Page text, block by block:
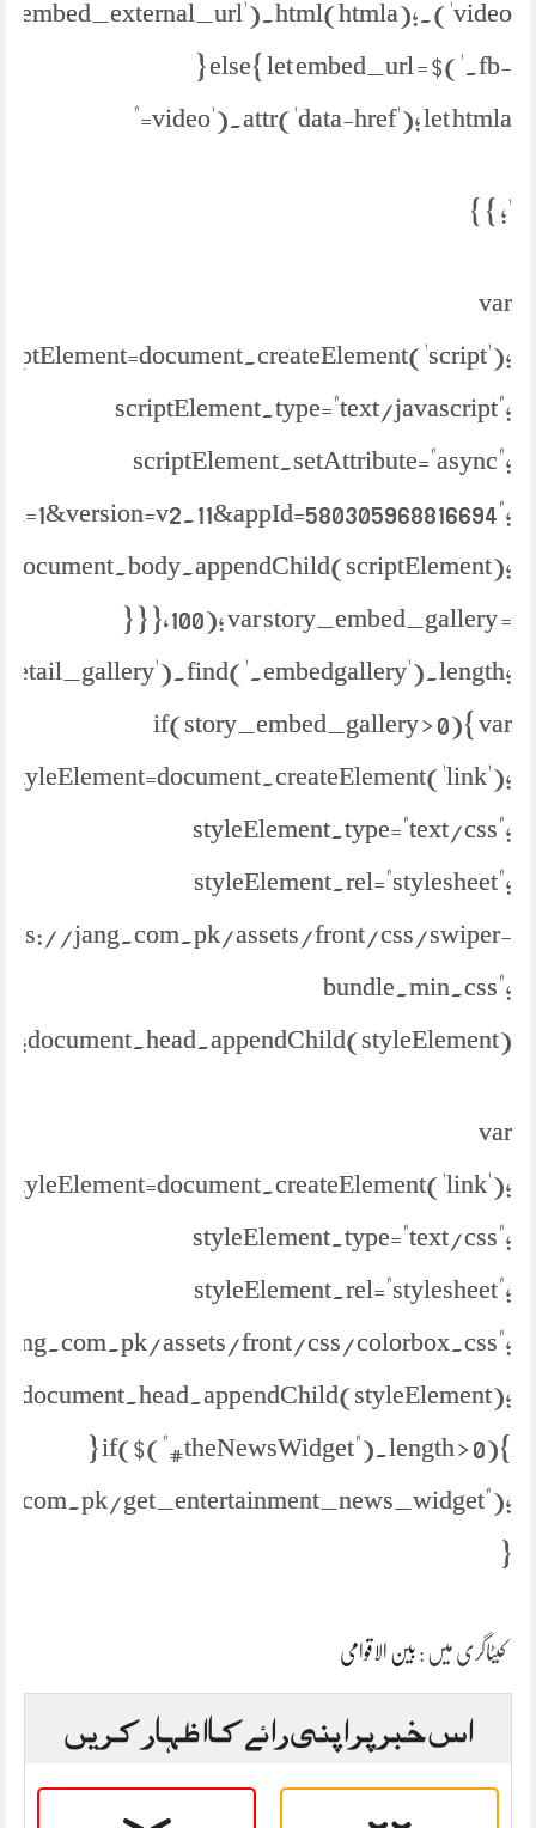
} else{ let embed_url = $('.fb-
video').attr('data-href'); let htmla="
'; } }
var
scriptElement.type="text/javascript";
scriptElement.setAttribute="async";
document.body.appendChild(scriptElement);
} } },100); var story_embed_gallery =
if(story_embed_gallery > 0){ var
styleElement=document.createElement('link');
styleElement.type="text/css";
styleElement.rel="stylesheet";
jang.com.pk/assets/front/css/swiper-
bundle.min.css";
document.head.appendChild(styleElement);
var
styleElement=document.createElement('link');
styleElement.type="text/css";
styleElement.rel="stylesheet";
assets/front/css/colorbox.css";
document.head.appendChild(styleElement);
} if($("#theNewsWidget").length > 0){
get_entertainment_news_widget");
}
کیٹاگری میں : بین الاقوامی
اس خبر پر اپنی رائے کا اظہار کریں